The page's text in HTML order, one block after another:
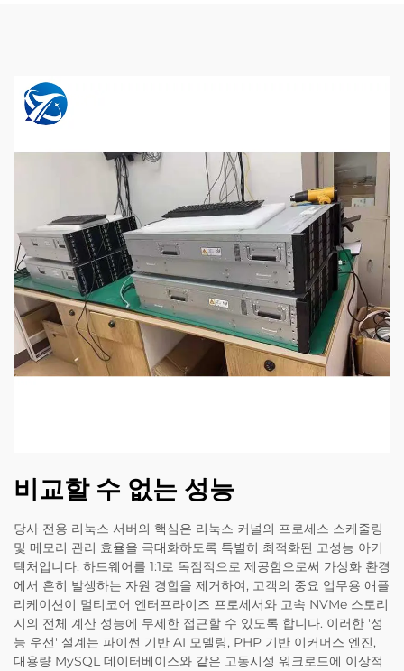
비교할 수 없는 성능
당사 전용 리눅스 서버의 핵심은 리눅스 커널의 프로세스 스케줄링
및 메모리 관리 효율을 극대화하도록 특별히 최적화된 고성능 아키
텍처입니다. 하드웨어를 1:1로 독점적으로 제공함으로써 가상화 환경
에서 흔히 발생하는 자원 경합을 제거하여, 고객의 중요 업무용 애플
리케이션이 멀티코어 엔터프라이즈 프로세서와 고속 NVMe 스토리
지의 전체 계산 성능에 무제한 접근할 수 있도록 합니다. 이러한 '성
능 우선' 설계는 파이썬 기반 AI 모델링, PHP 기반 이커머스 엔진,
대용량 MySQL 데이터베이스와 같은 고동시성 워크로드에 이상적